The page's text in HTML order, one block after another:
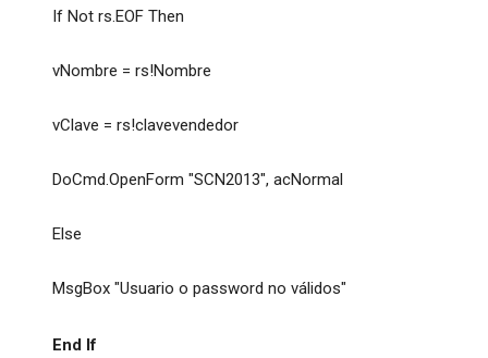
If Not rs.EOF Then
vNombre = rs!Nombre
vClave = rs!clavevendedor
DoCmd.OpenForm "SCN2013", acNormal
Else
MsgBox "Usuario o password no válidos"
End If